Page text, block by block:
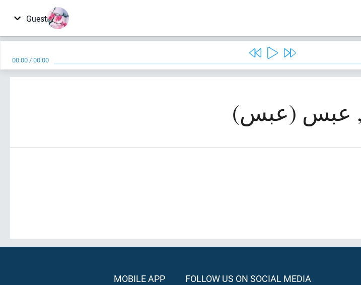
Guest
00:00 /00:00
FOLLOW US ON SOCIAL MEDIA
MOBILE APP